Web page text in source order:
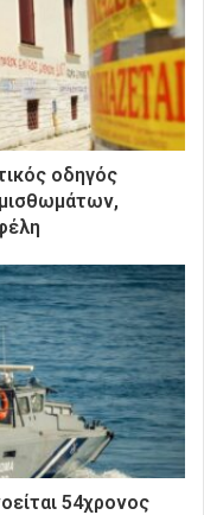
οδηγός
54χρονος